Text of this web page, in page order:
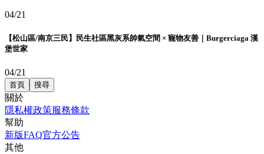
04/21
【松山區/南京三民】民生社區黑灰系帥氣空間 × 寵物友善｜Burgerciaga 漢
堡世家
04/21
首頁 搜尋
關於
隱私權政策服務條款
幫助
新版FAQ官方公告
其他